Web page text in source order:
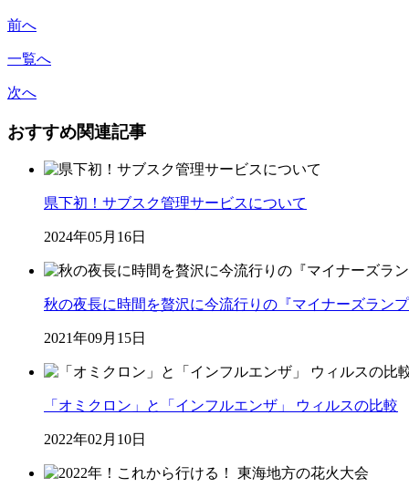
前へ
一覧へ
次へ
おすすめ関連記事
県下初！サブスク管理サービスについて
2024年05月16日
秋の夜長に時間を贅沢に今流行りの『マイナーズラン
2021年09月15日
「オミクロン」と「インフルエンザ」 ウィルスの比較
2022年02月10日